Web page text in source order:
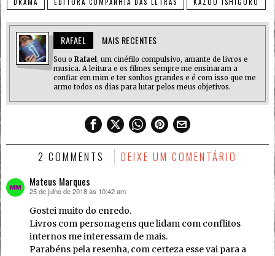
RAFAEL MAIS RECENTES
Sou o Rafael, um cinéfilo compulsivo, amante de livros e
musica. A leitura e os filmes sempre me ensinaram a
confiar em mim e ter sonhos grandes e é com isso que me
armo todos os dias para lutar pelos meus objetivos.
2 COMMENTS DEIXE UM COMENTÁRIO
Mateus Marques
disse:
25 de julho de 2018 às 10:42 am
Gostei muito do enredo.
Livros com personagens que lidam com conflitos
internos me interessam de mais.
Parabéns pela resenha, com certeza esse vai para a